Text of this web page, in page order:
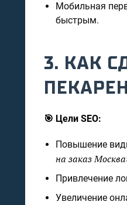
Мобильная
быстрым.
3. КАК
🎯 Цели SEO:
Повышение
на заказ
Привлечение
Увеличение